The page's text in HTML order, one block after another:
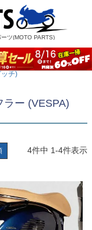
ツ(MOTO PARTS)
チ)
ー (VESPA)
4件中 1-4件表示